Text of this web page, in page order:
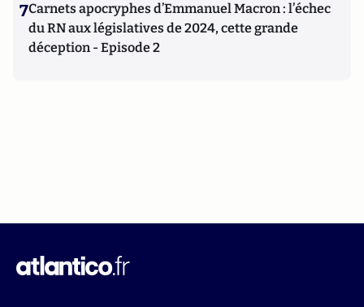
7Carnets apocryphes d’Emmanuel Macron : l’échec
du RN aux législatives de 2024, cette grande
déception - Episode 2